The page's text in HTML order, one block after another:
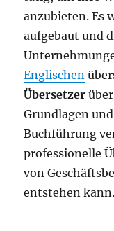
anzubieten. Es
aufgebaut und
Englischen
Übersetzer
Grundlagen
Buchführung
professionelle
von
entstehen kann.